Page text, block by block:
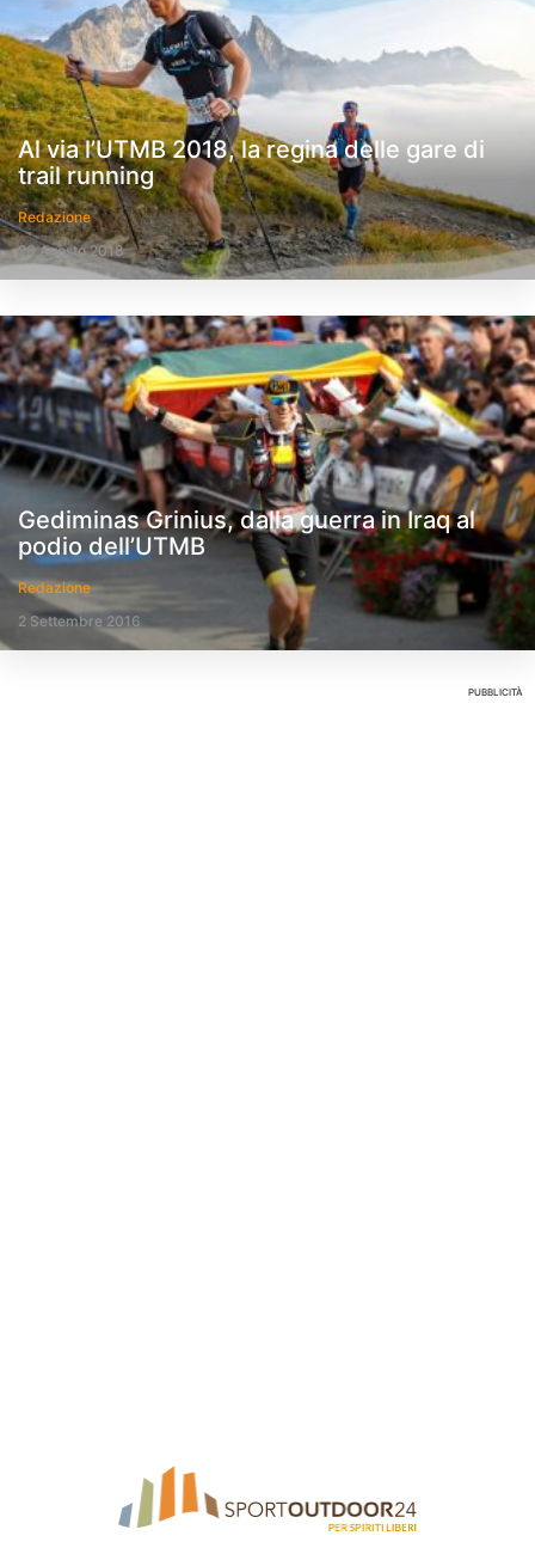
Al via l’UTMB 2018, la regina delle gare di
trail running
Redazione
28 Agosto 2018
Gediminas Grinius, dalla guerra in Iraq al
podio dell’UTMB
Redazione
2 Settembre 2016
PUBBLICITÀ